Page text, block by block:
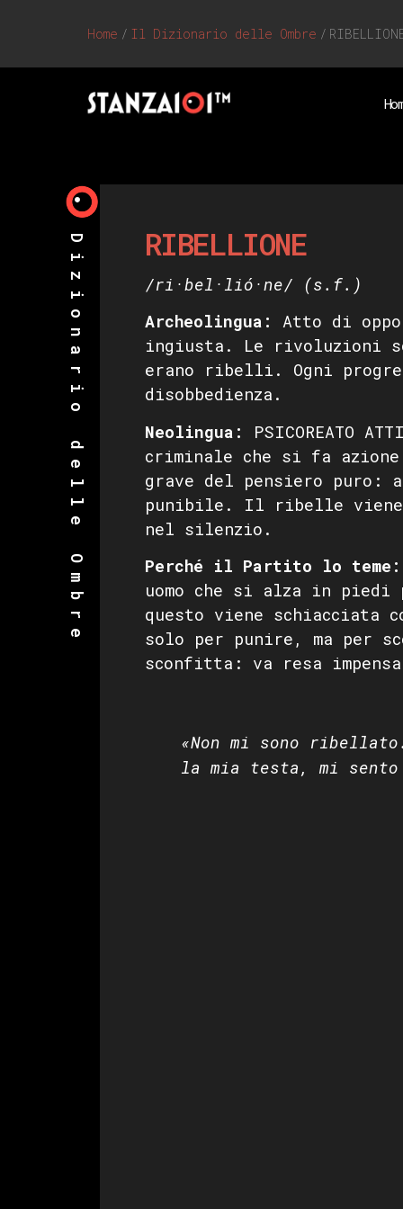
Home / Il Dizionario delle Ombre /
Dizionario delle Ombre RIBELLIONE
/ri·bel·lió·ne/ (s.f.)
Archeolingua :
Atto di
ingiusta. Le rivoluzioni
erano ribelli. Ogni
disobbedienza.
Neolingua:
PSICOREATO
criminale che si fa
grave del pensiero
punibile. Il ribelle viene
nel silenzio.
Perché il Partito lo teme:
uomo che si alza in
questo viene schiacciata
solo per punire, ma per
sconfitta: va resa
«Non mi sono
la mia testa, mi